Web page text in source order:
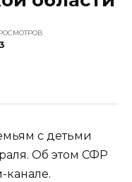
с детьми
Об этом СФР
канале.